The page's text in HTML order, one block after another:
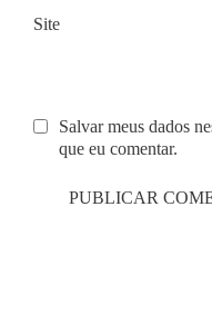
Site
Salvar meus dados
que eu comentar.